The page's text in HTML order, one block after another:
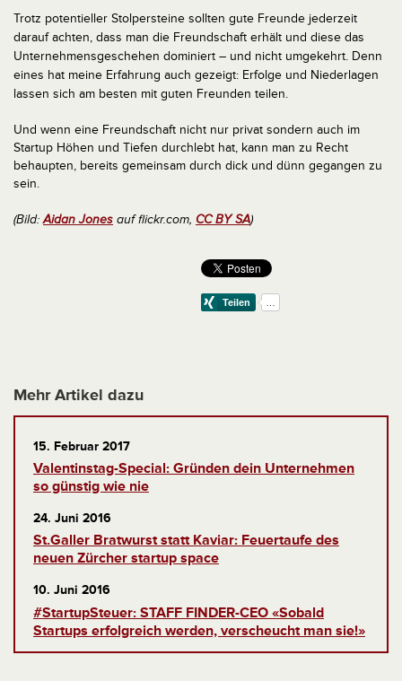
Trotz potentieller Stolpersteine sollten gute Freunde jederzeit
darauf achten, dass man die Freundschaft erhält und diese das
Unternehmensgeschehen dominiert – und nicht umgekehrt. Denn
eines hat meine Erfahrung auch gezeigt: Erfolge und Niederlagen
lassen sich am besten mit guten Freunden teilen.
Und wenn eine Freundschaft nicht nur privat sondern auch im
Startup Höhen und Tiefen durchlebt hat, kann man zu Recht
behaupten, bereits gemeinsam durch dick und dünn gegangen zu
sein.
(Bild:Aidan Jones auf flickr.com, CC BY SA)
Mehr Artikel dazu
15. Februar 2017
Valentinstag-Special: Gründen dein Unternehmen
so günstig wie nie
24. Juni 2016
St.Galler Bratwurst statt Kaviar: Feuertaufe des
neuen Zürcher startup space
10. Juni 2016
#StartupSteuer: STAFF FINDER-CEO «Sobald
Startups erfolgreich werden, verscheucht man sie!»